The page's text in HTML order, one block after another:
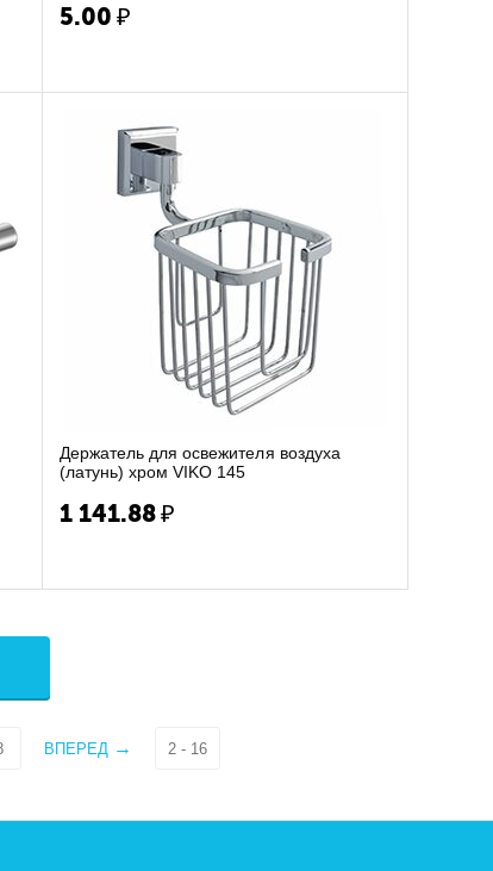
5.00 ₽
Держатель для освежителя воздуха
(латунь) хром VIKO 145
1 141.88₽
ВПЕРЕД 2 - 16